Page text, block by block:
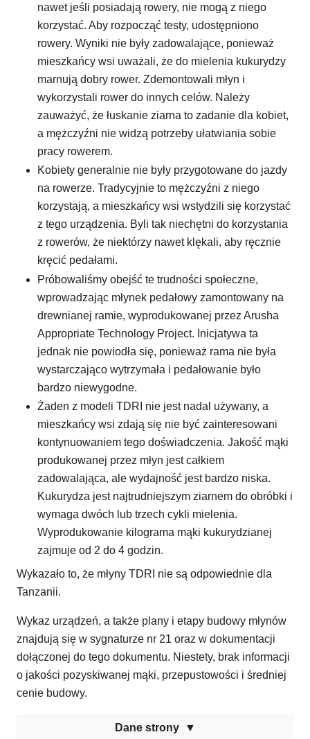
nawet jeśli posiadają rowery, nie mogą z niego
korzystać. Aby rozpocząć testy, udostępniono
rowery. Wyniki nie były zadowalające, ponieważ
mieszkańcy wsi uważali, że do mielenia kukurydzy
marnują dobry rower. Zdemontowali młyn i
wykorzystali rower do innych celów. Należy
zauważyć, że łuskanie ziarna to zadanie dla kobiet,
a mężczyźni nie widzą potrzeby ułatwiania sobie
pracy rowerem.
Kobiety generalnie nie były przygotowane do jazdy
na rowerze. Tradycyjnie to mężczyźni z niego
korzystają, a mieszkańcy wsi wstydzili się korzystać
z tego urządzenia. Byli tak niechętni do korzystania
z rowerów, że niektórzy nawet klękali, aby ręcznie
kręcić pedałami.
Próbowaliśmy obejść te trudności społeczne,
wprowadzając młynek pedałowy zamontowany na
drewnianej ramie, wyprodukowanej przez Arusha
Appropriate Technology Project. Inicjatywa ta
jednak nie powiodła się, ponieważ rama nie była
wystarczająco wytrzymała i pedałowanie było
bardzo niewygodne.
Żaden z modeli TDRI nie jest nadal używany, a
mieszkańcy wsi zdają się nie być zainteresowani
kontynuowaniem tego doświadczenia. Jakość mąki
produkowanej przez młyn jest całkiem
zadowalająca, ale wydajność jest bardzo niska.
Kukurydza jest najtrudniejszym ziarnem do obróbki i
wymaga dwóch lub trzech cykli mielenia.
Wyprodukowanie kilograma mąki kukurydzianej
zajmuje od 2 do 4 godzin.
Wykazało to, że młyny TDRI nie są odpowiednie dla
Tanzanii.
Wykaz urządzeń, a także plany i etapy budowy młynów
znajdują się w sygnaturze nr 21 oraz w dokumentacji
dołączonej do tego dokumentu. Niestety, brak informacji
o jakości pozyskiwanej mąki, przepustowości i średniej
cenie budowy.
Dane strony